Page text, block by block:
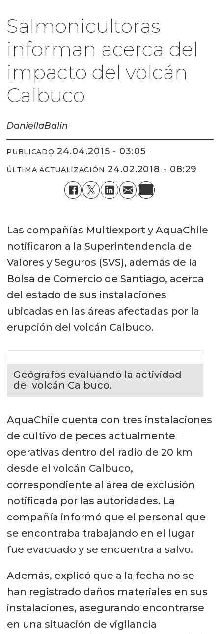
Salmonicultoras
informan acerca del
impacto del volcán
Calbuco
DaniellaBalin
PUBLICADO 24.04.2015 - 03:05
ÚLTIMA ACTUALIZACIÓN 24.02.2018 - 08:29
Las compañías Multiexport y AquaChile
notificaron a la Superintendencia de
Valores y Seguros (SVS), además de la
Bolsa de Comercio de Santiago, acerca
del estado de sus instalaciones
ubicadas en las áreas afectadas por la
erupción del volcán Calbuco.
Geógrafos evaluando la actividad
del volcán Calbuco.
AquaChile cuenta con tres instalaciones
de cultivo de peces actualmente
operativas dentro del radio de 20 km
desde el volcán Calbuco,
correspondiente al área de exclusión
notificada por las autoridades. La
compañía informó que el personal que
se encontraba trabajando en el lugar
fue evacuado y se encuentra a salvo.
Además, explicó que a la fecha no se
han registrado daños materiales en sus
instalaciones, asegurando encontrarse
en una situación de vigilancia